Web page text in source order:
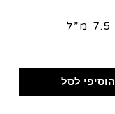
הוסיפי לסל